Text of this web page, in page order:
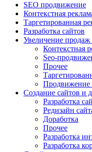
SEO продвижение
Контекстная
Таргетированная
Разработка сайтов
Увеличение продаж
Контекстная
Seo-
Прочее
Продвижение
Создание сайтов и
Разработка
Редизайн
Доработка
Прочее
Разработка
Разработка